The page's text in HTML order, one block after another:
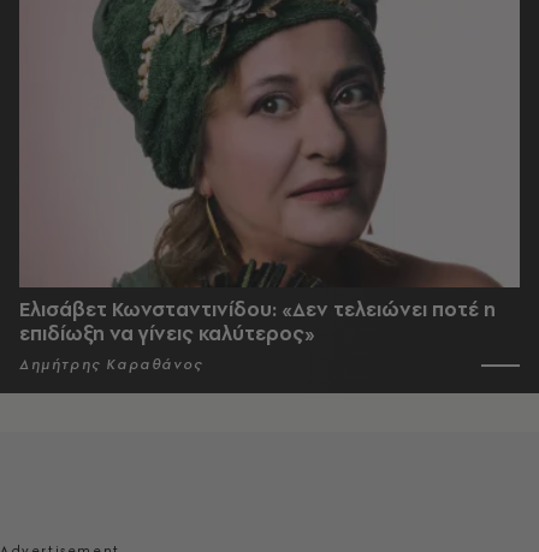
Ελισάβετ Κωνσταντινίδου: «Δεν τελειώνει ποτέ η
επιδίωξη να γίνεις καλύτερος»
Δημήτρης Καραθάνος